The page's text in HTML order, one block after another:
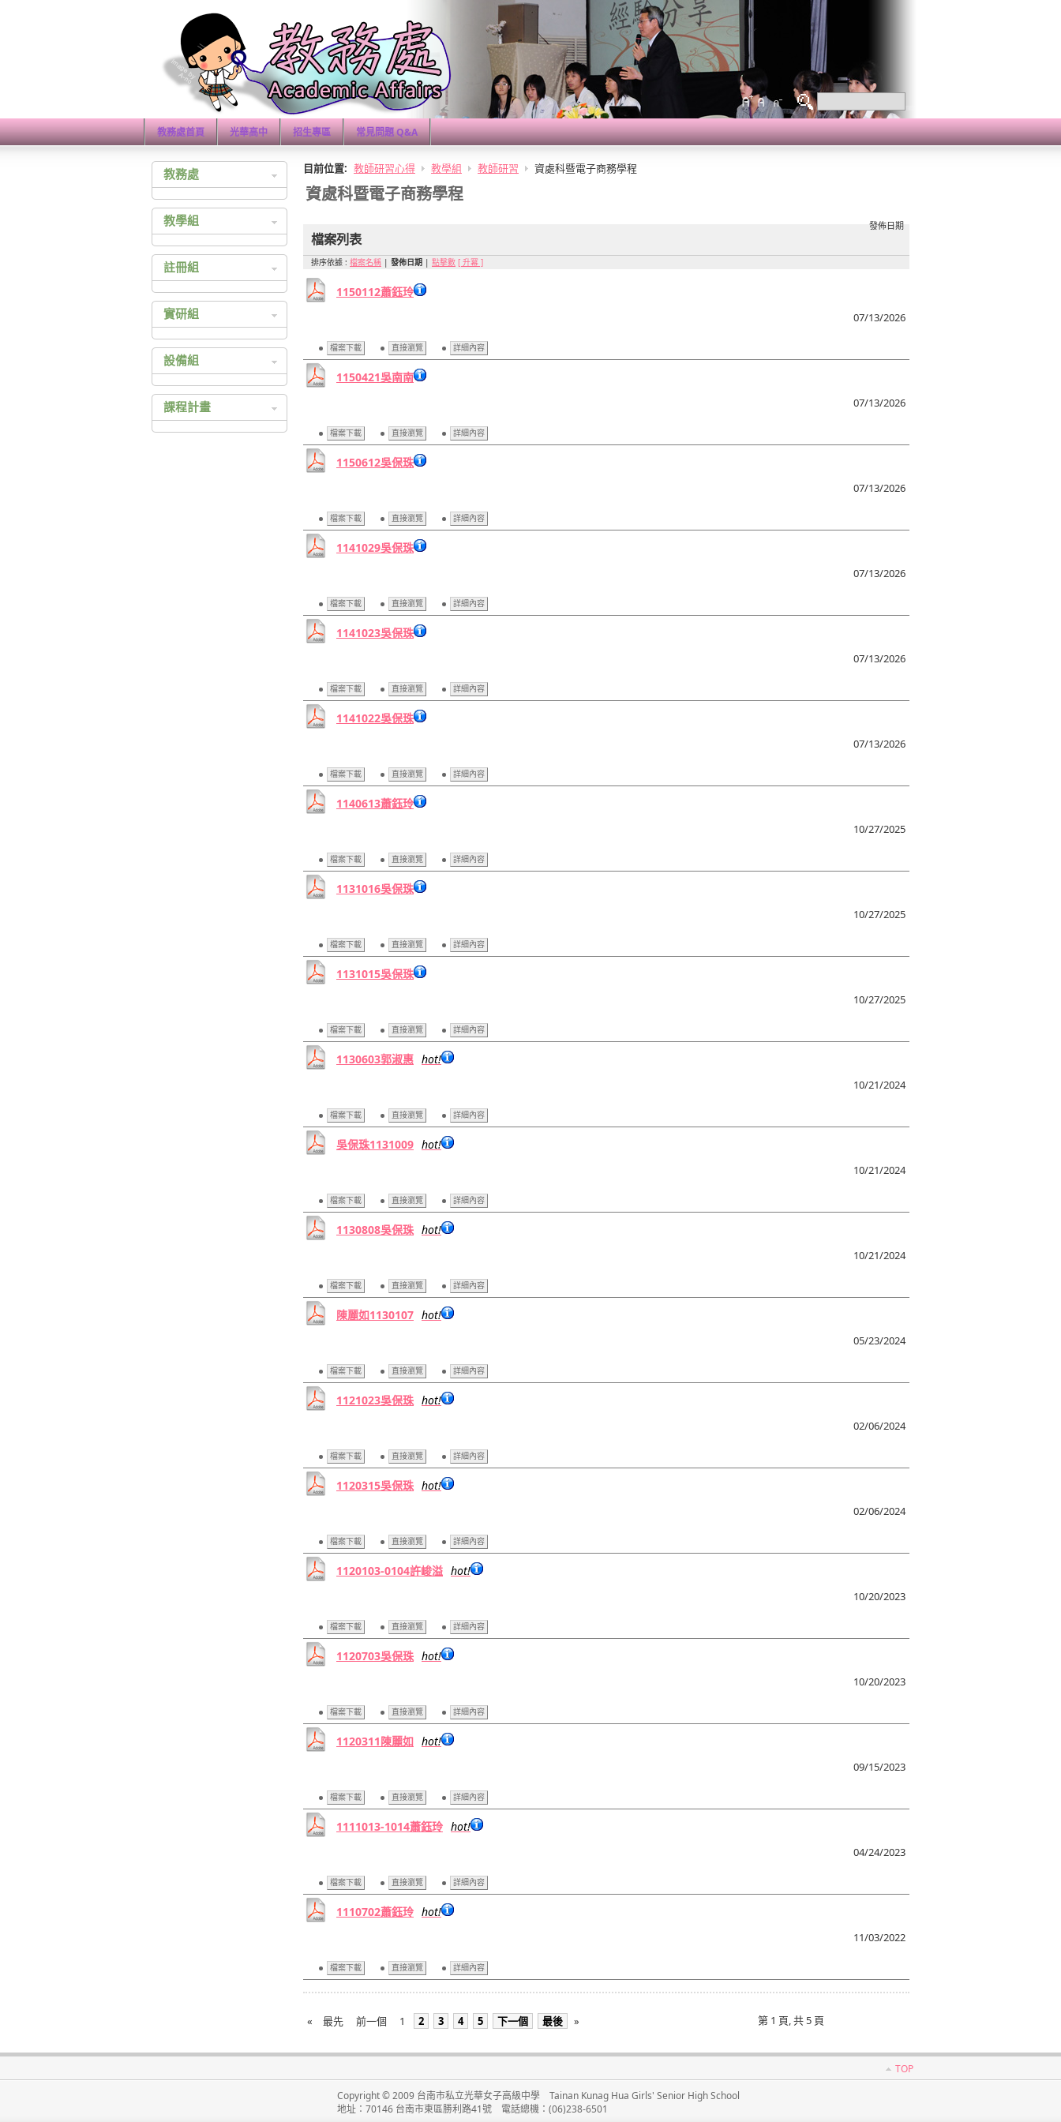
教務處首頁 光華高中 招生專區 常見問題 Q&A
目前位置: 教師研習心得 教學組 教師研習 資處科暨電子商務學程
資處科暨電子商務學程
檔案列表
發佈日期
排序依據 : 檔案名稱 | 發佈日期 | 點擊數 [ 升冪 ]
1150112蕭鈺玲
07/13/2026
檔案下載 直接瀏覽 詳細內容
1150421吳南南
07/13/2026
檔案下載 直接瀏覽 詳細內容
1150612吳保珠
07/13/2026
檔案下載 直接瀏覽 詳細內容
1141029吳保珠
07/13/2026
檔案下載 直接瀏覽 詳細內容
1141023吳保珠
07/13/2026
檔案下載 直接瀏覽 詳細內容
1141022吳保珠
07/13/2026
檔案下載 直接瀏覽 詳細內容
1140613蕭鈺玲
10/27/2025
檔案下載 直接瀏覽 詳細內容
1131016吳保珠
10/27/2025
檔案下載 直接瀏覽 詳細內容
1131015吳保珠
10/27/2025
檔案下載 直接瀏覽 詳細內容
1130603郭淑惠 hot!
10/21/2024
檔案下載 直接瀏覽 詳細內容
吳保珠1131009 hot!
10/21/2024
檔案下載 直接瀏覽 詳細內容
1130808吳保珠 hot!
10/21/2024
檔案下載 直接瀏覽 詳細內容
陳麗如1130107 hot!
05/23/2024
檔案下載 直接瀏覽 詳細內容
1121023吳保珠 hot!
02/06/2024
檔案下載 直接瀏覽 詳細內容
1120315吳保珠 hot!
02/06/2024
檔案下載 直接瀏覽 詳細內容
1120103-0104許峻溢 hot!
10/20/2023
檔案下載 直接瀏覽 詳細內容
1120703吳保珠 hot!
10/20/2023
檔案下載 直接瀏覽 詳細內容
1120311陳麗如 hot!
09/15/2023
檔案下載 直接瀏覽 詳細內容
1111013-1014蕭鈺玲 hot!
04/24/2023
檔案下載 直接瀏覽 詳細內容
1110702蕭鈺玲 hot!
11/03/2022
檔案下載 直接瀏覽 詳細內容
« 最先 前一個 1 2 3 4 5 下一個 最後 » 第 1 頁, 共 5 頁
教務處
教務處公佈欄
教育實習
教學組
教學計畫查詢
教師研習心得
註冊組
成績查詢
大學多元入學
四技二專多元入學
統一入學測驗
四技二專技優入學
四技二專甄選入學
實研組
綜合高中
設備組
設備組相關辦法
課程計畫
105 高中課程總體計畫
TOP
Copyright © 2009 台南市私立光華女子高級中學 Tainan Kunag Hua Girls' Senior High School
地址：70146 台南市東區勝利路41號 電話總機：(06)238-6501